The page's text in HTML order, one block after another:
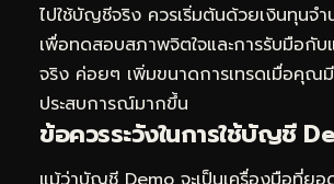
ไปใช้บัญชีจริง ควรเริ่มต้นด้วยเงินทุนจ
เพื่อทดสอบสภาพจิตใจและการรับมือกั
จริง ค่อยๆ เพิ่มขนาดการเทรดเมื่อคุณมี
ประสบการณ์มากขึ้น
ข้อควรระวังในการใช้บัญชี